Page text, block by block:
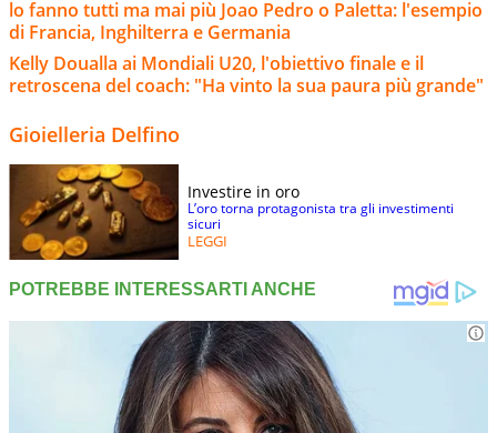
lo fanno tutti ma mai più Joao Pedro o Paletta: l'esempio
di Francia, Inghilterra e Germania
Kelly Doualla ai Mondiali U20, l'obiettivo finale e il
retroscena del coach: "Ha vinto la sua paura più grande"
Gioielleria Delfino
Investire in oro
L’oro torna protagonista tra gli investimenti
sicuri
LEGGI